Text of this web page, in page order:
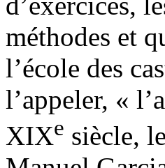
méthodes et
l’école des
l’appeler, «
XIXe siècle,